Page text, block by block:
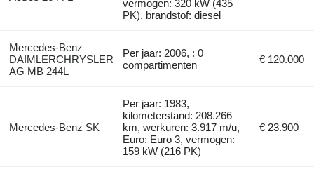
vermogen: 320 kW (435
PK), brandstof: diesel
Mercedes-Benz
DAIMLERCHRYSLER
AG MB 244L
Per jaar: 2006, : 0
compartimenten
€ 120.000
Mercedes-Benz SK
Per jaar: 1983,
kilometerstand: 208.266
km, werkuren: 3.917 m/u,
Euro: Euro 3, vermogen:
159 kW (216 PK)
€ 23.900